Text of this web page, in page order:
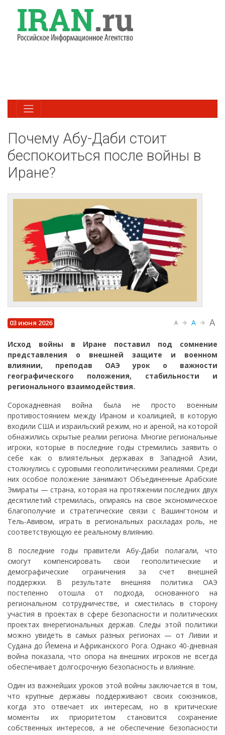
Почему Абу-Даби стоит
беспокоиться после войны в
Иране?
03 июня 2026 A A A
Исход войны в Иране поставил под сомнение
представления о внешней защите и военном
влиянии, преподав ОАЭ урок о важности
географического положения, стабильности и
регионального взаимодействия.
Сорокадневная война была не просто военным
противостоянием между Ираном и коалицией, в которую
входили США и израильский режим, но и ареной, на которой
обнажились скрытые реалии региона. Многие региональные
игроки, которые в последние годы стремились заявить о
себе как о влиятельных державах в Западной Азии,
столкнулись с суровыми геополитическими реалиями. Среди
них особое положение занимают Объединенные Арабские
Эмираты — страна, которая на протяжении последних двух
десятилетий стремилась, опираясь на свое экономическое
благополучие и стратегические связи с Вашингтоном и
Тель-Авивом, играть в региональных раскладах роль, не
соответствующую ее реальному влиянию.
В последние годы правители Абу-Даби полагали, что
смогут компенсировать свои геополитические и
демографические ограничения за счет внешней
поддержки. В результате внешняя политика ОАЭ
постепенно отошла от подхода, основанного на
региональном сотрудничестве, и сместилась в сторону
участия в проектах в сфере безопасности и политических
проектах внерегиональных держав. Следы этой политики
можно увидеть в самых разных регионах — от Ливии и
Судана до Йемена и Африканского Рога. Однако 40-дневная
война показала, что опора на внешних игроков не всегда
обеспечивает долгосрочную безопасность и влияние.
Один из важнейших уроков этой войны заключается в том,
что крупные державы поддерживают своих союзников,
когда это отвечает их интересам, но в критические
моменты их приоритетом становится сохранение
собственных интересов, а не обеспечение безопасности